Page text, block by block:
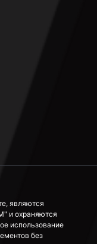
являются
и охраняются
использование
без